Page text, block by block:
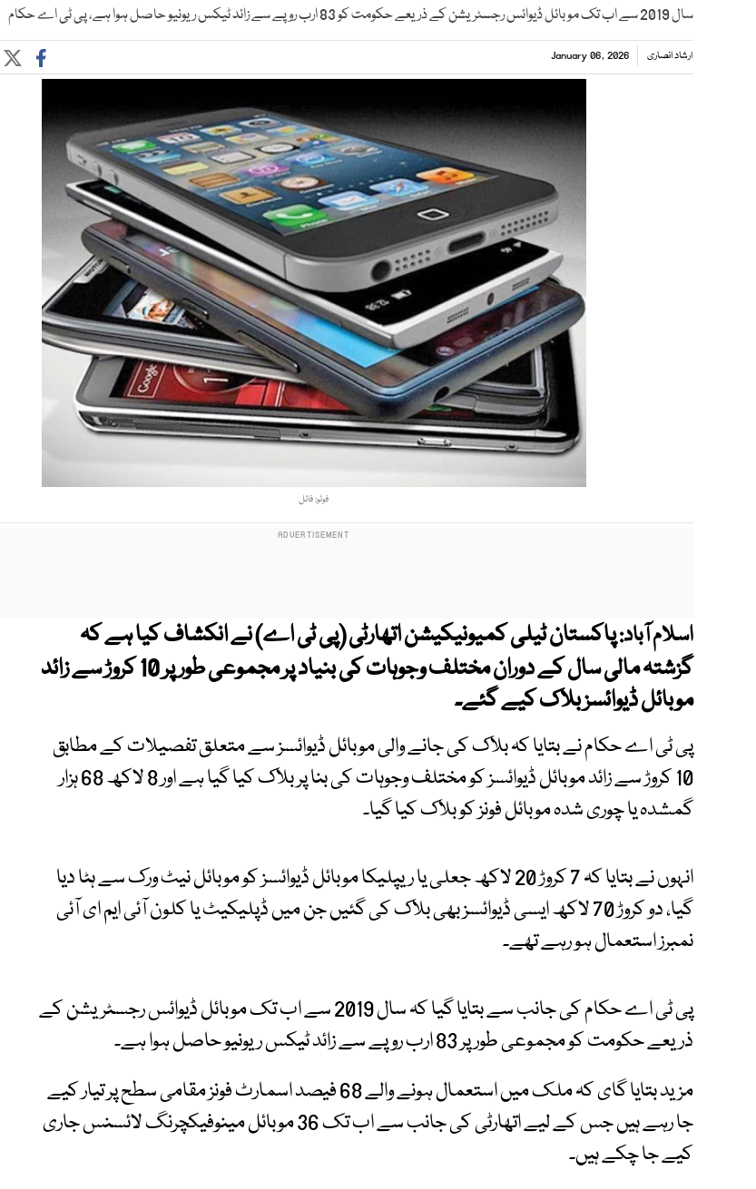
سال 2019 سے اب تک موبائل ڈیوائس رجسٹریشن کے ذریعے حکومت کو 83 ارب روپے سے زائد ٹیکس ریونیو حاصل ہوا ہے، پی ٹی اے حکام
ارشاد انصاری January 06, 2026
فوٹو: فائل
اسلام آباد:پاکستان ٹیلی کمیونیکیشن اتھارٹی (پی ٹی اے) نے انکشاف کیا ہے کہ
گزشتہ مالی سال کے دوران مختلف وجوہات کی بنیاد پر مجموعی طور پر 10 کروڑ سے زائد
موبائل ڈیوائسز بلاک کیے گئے۔
پی ٹی اے حکام نے بتایا کہ بلاک کی جانے والی موبائل ڈیوائسز سے متعلق تفصیلات کے مطابق
10 کروڑ سے زائد موبائل ڈیوائسز کو مختلف وجوہات کی بنا پر بلاک کیا گیا ہے اور 8 لاکھ 68 ہزار
گمشدہ یا چوری شدہ موبائل فونز کو بلاک کیا گیا۔
انہوں نے بتایا کہ 7 کروڑ 20 لاکھ جعلی یا ریپلیکا موبائل ڈیوائسز کو موبائل نیٹ ورک سے ہٹا دیا
گیا، دو کروڑ 70 لاکھ ایسی ڈیوائسز بھی بلاک کی گئیں جن میں ڈپلیکیٹ یا کلون آئی ایم ای آئی
نمبرز استعمال ہو رہے تھے۔
پی ٹی اے حکام کی جانب سے بتایا گیا کہ سال 2019 سے اب تک موبائل ڈیوائس رجسٹریشن کے
ذریعے حکومت کو مجموعی طور پر 83 ارب روپے سے زائد ٹیکس ریونیو حاصل ہوا ہے۔
مزید بتایا گای کہ ملک میں استعمال ہونے والے 68 فیصد اسمارٹ فونز مقامی سطح پر تیار کیے
جا رہے ہیں جس کے لیے اتھارٹی کی جانب سے اب تک 36 موبائل مینوفیکچرنگ لائسنس جاری
کیے جا چکے ہیں۔